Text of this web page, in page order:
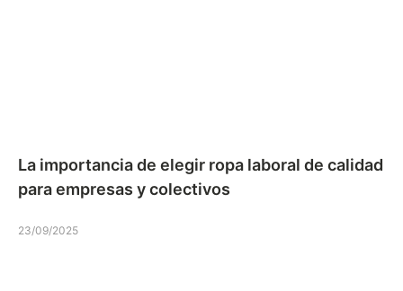
La importancia de elegir ropa laboral de calidad
para empresas y colectivos
23/09/2025